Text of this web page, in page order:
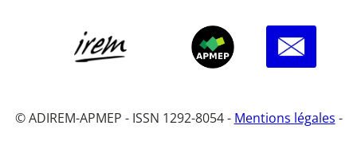
© ADIREM-APMEP - ISSN 1292-8054 - Mentions légales -